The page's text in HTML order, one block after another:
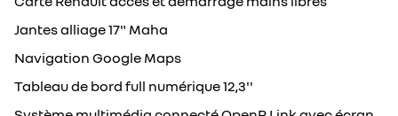
Jantes alliage 17" Maha
Navigation Google Maps
Tableau de bord full numérique 12,3''